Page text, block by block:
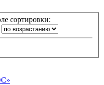
сортировки: